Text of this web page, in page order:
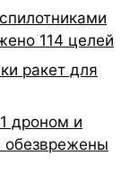
114 целей
ракет для
дроном и